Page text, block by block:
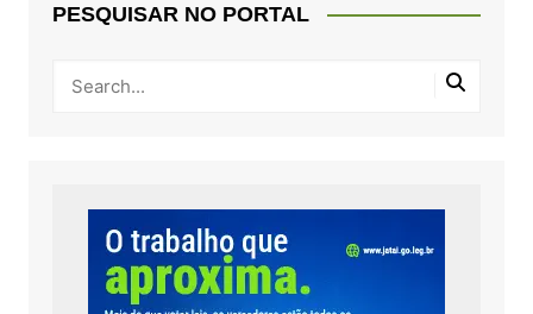
PESQUISAR NO PORTAL